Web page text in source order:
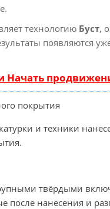
технологию Буст,
появляются
Начать
покрытия
и техники
твёрдыми
после нанесения и